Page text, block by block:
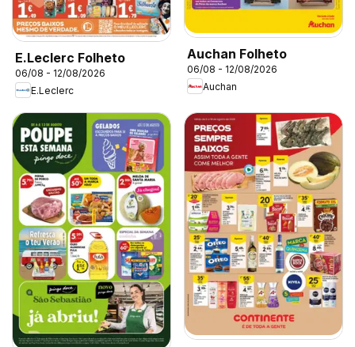
E.Leclerc Folheto
06/08 - 12/08/2026
E.Leclerc
Auchan Folheto
06/08 - 12/08/2026
Auchan